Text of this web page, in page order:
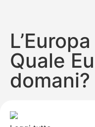
Quale
domani?